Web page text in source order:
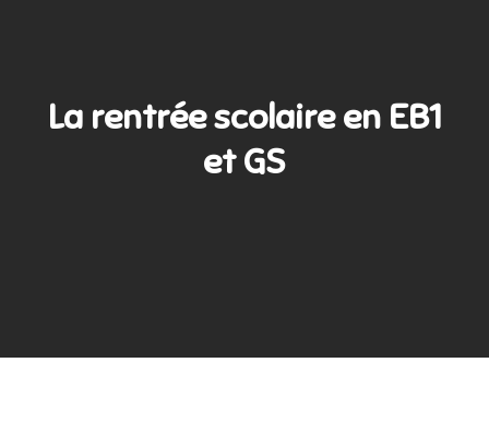
La rentrée scolaire en EB1
et GS